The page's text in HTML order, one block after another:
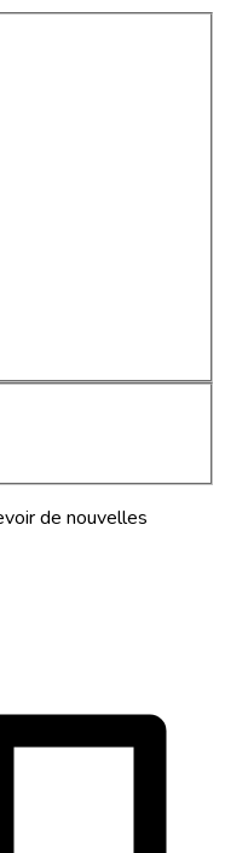
de nouvelles